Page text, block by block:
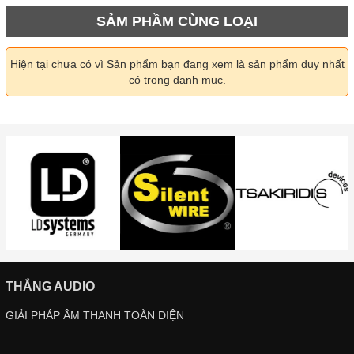
SẢM PHẦM CÙNG LOẠI
Hiện tại chưa có vì Sản phẩm bạn đang xem là sản phẩm duy nhất
có trong danh mục.
THẮNG AUDIO
GIẢI PHÁP ÂM THANH TOÀN DIỆN